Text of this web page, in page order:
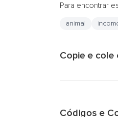
Para encontrar
animal
Copie e cole
Códigos e